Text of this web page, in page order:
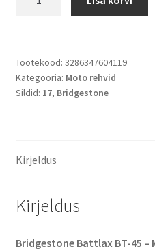
-
17
60H
Tootekood: 3286347604119
Kategooria: Moto rehvid
Sildid: 17, Bridgestone
Kirjeldus
Kirjeldus
Bridgestone Battlax BT-45